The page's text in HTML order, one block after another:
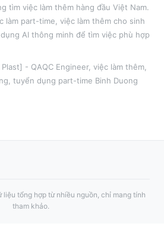
tìm việc làm thêm hàng đầu Việt Nam.
làm part-time, việc làm thêm cho sinh
dụng AI thông minh để tìm việc phù hợp
Plast] - QAQC Engineer, việc làm thêm
, tuyển dụng part-time Binh Duong
liệu tổng hợp từ nhiều nguồn, chỉ mang tính
tham khảo.